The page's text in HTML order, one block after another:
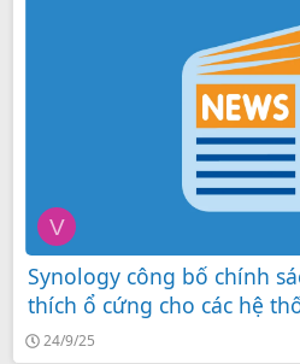
V
Synology công bố chính
thích ổ cứng cho các hệ
24/9/25